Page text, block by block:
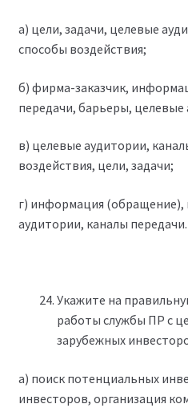
а) цели, задачи, целевые
способы воздействия;
б) фирма-заказчик,
передачи, барьеры, целевые
в) целевые аудитории,
воздействия, цели, задачи;
г) информация (обращение),
аудитории, каналы передачи.
Укажите на
работы службы ПР с
зарубежных
а) поиск потенциальных
инвесторов, организация